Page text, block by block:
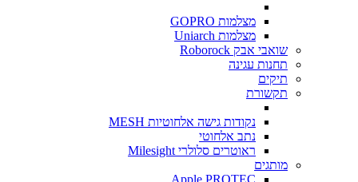
מצלמות GOPRO
מצלמות Uniarch
שואבי אבק Roborock
תחנות עגינה
תיקים
תקשורת
נקודות גישה אלחוטיות MESH
נתב אלחוטי
ראוטרים סלולרי Milesight
מותגים
Apple PROTEC